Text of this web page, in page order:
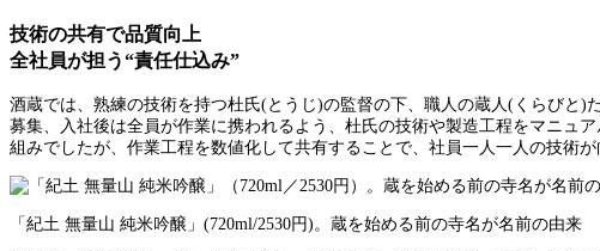
技術の共有で品質向上
全社員が担う“責任仕込み”
酒蔵では、熟練の技術を持つ杜氏(とうじ)の監督の下、職人の蔵人(くらびと
募集、入社後は全員が作業に携われるよう、杜氏の技術や製造工程をマニュ
組みでしたが、作業工程を数値化して共有することで、社員一人一人の技術
「紀土 無量山 純米吟醸」(720ml/2530円)。蔵を始める前の寺名が名前の由来